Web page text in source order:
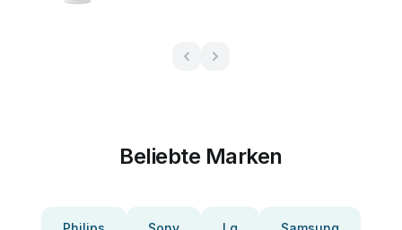
Beliebte Marken